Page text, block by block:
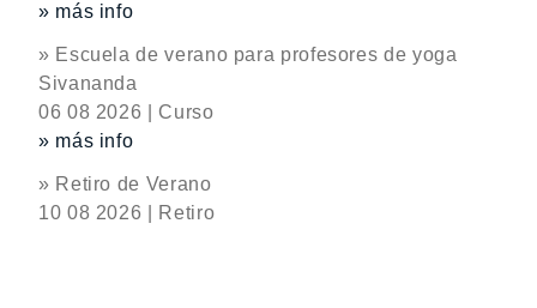
» más info
» Escuela de verano para profesores de yoga
Sivananda
06 08 2026 | Curso
» más info
» Retiro de Verano
10 08 2026 | Retiro